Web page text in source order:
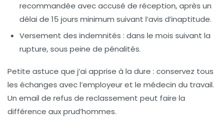
recommandée avec accusé de réception, après un
délai de 15 jours minimum suivant l’avis d’inaptitude.
Versement des indemnités : dans le mois suivant la
rupture, sous peine de pénalités.
Petite astuce que j’ai apprise à la dure : conservez tous
les échanges avec l’employeur et le médecin du travail.
Un email de refus de reclassement peut faire la
différence aux prud’hommes.